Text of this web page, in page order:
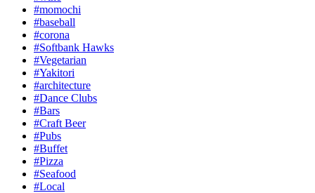
#momochi
#baseball
#corona
#Softbank Hawks
#Vegetarian
#Yakitori
#architecture
#Dance Clubs
#Bars
#Craft Beer
#Pubs
#Buffet
#Pizza
#Seafood
#Local